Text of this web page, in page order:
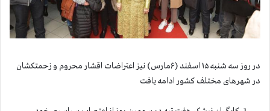
در روز سه شنبه ۱۵ اسفند (۶مارس) نیز اعتراضات اقشار محروم و زحمتکشان
در شهرهای مختلف کشور ادامه یافت